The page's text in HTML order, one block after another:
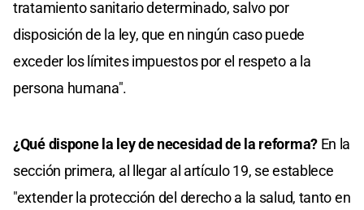
tratamiento sanitario determinado, salvo por
disposición de la ley, que en ningún caso puede
exceder los límites impuestos por el respeto a la
persona humana".
¿Qué dispone la ley de necesidad de la reforma? En la
sección primera, al llegar al artículo 19, se establece
"extender la protección del derecho a la salud, tanto en